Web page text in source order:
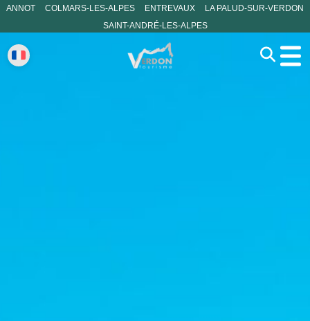
ANNOT COLMARS-LES-ALPES ENTREVAUX
LA PALUD-SUR-VERDON
SAINT-ANDRÉ-LES-ALPES